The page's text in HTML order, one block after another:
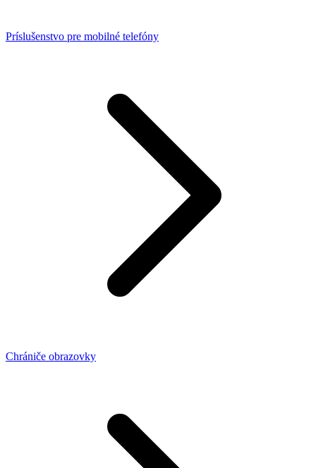
Príslušenstvo pre mobilné telefóny
Chrániče obrazovky